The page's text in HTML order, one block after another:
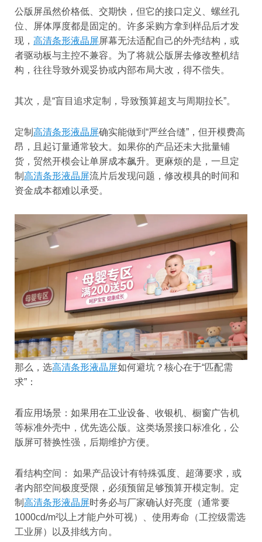
公版屏虽然价格低、交期快，但它的接口定义、螺丝孔
位、屏体厚度都是固定的。许多采购方拿到样品后才发
现， 高清条形液晶屏屏幕无法适配自己的外壳结构，或
者驱动板与主控不兼容。为了将就公版屏去修改整机结
构，往往导致外观妥协或内部布局大改，得不偿失。
其次，是“盲目追求定制，导致预算超支与周期拉长”。
定制 高清条形液晶屏确实能做到“严丝合缝”，但开模费高
昂，且起订量通常较大。如果你的产品还未大批量铺
货，贸然开模会让单屏成本飙升。更麻烦的是，一旦定
制 高清条形液晶屏流片后发现问题，修改模具的时间和
资金成本都难以承受。
那么，选高清条形液晶屏如何避坑？核心在于“匹配需
求”：
看应用场景：如果用在工业设备、收银机、橱窗广告机
等标准外壳中，优先选公版。这类场景接口标准化，公
版屏可替换性强，后期维护方便。
看结构空间： 如果产品设计有特殊弧度、超薄要求，或
者内部空间极度受限，必须预留足够预算开模定制。定
制 高清条形液晶屏时务必与厂家确认好亮度（通常要
1000cd/m²以上才能户外可视）、使用寿命（工控级需选
工业屏）以及排线方向。